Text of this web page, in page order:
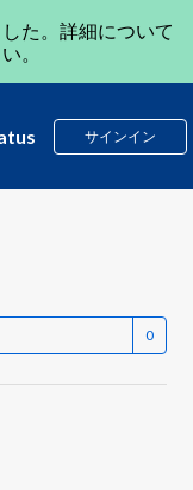
た。詳細について
。
サインイン